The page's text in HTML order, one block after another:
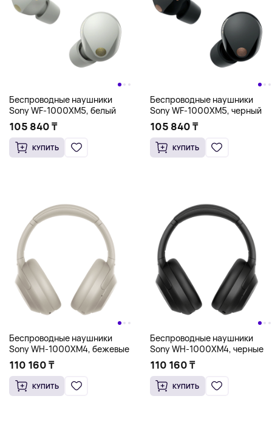
Беспроводные наушники
Sony WF-1000XM5, белый
105 840 ₸
КУПИТЬ
Беспроводные наушники
Sony WF-1000XM5, черный
105 840 ₸
КУПИТЬ
Беспроводные наушники
Sony WH-1000XM4, бежевые
110 160 ₸
КУПИТЬ
Беспроводные наушники
Sony WH-1000XM4, черные
110 160 ₸
КУПИТЬ